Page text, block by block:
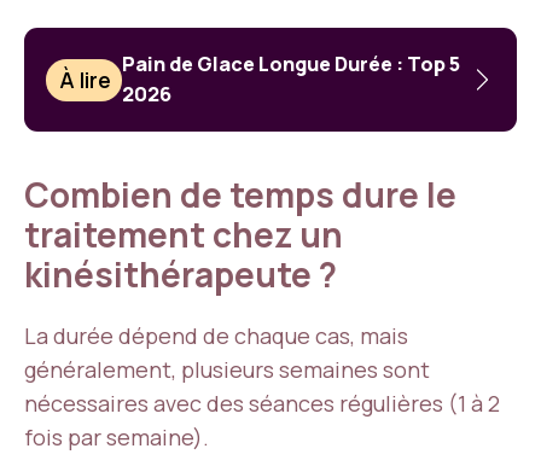
À lire
Pain de Glace Longue Durée : Top 5
2026
Combien de temps dure le
traitement chez un
kinésithérapeute ?
La durée dépend de chaque cas, mais
généralement, plusieurs semaines sont
nécessaires avec des séances régulières (1 à 2
fois par semaine).